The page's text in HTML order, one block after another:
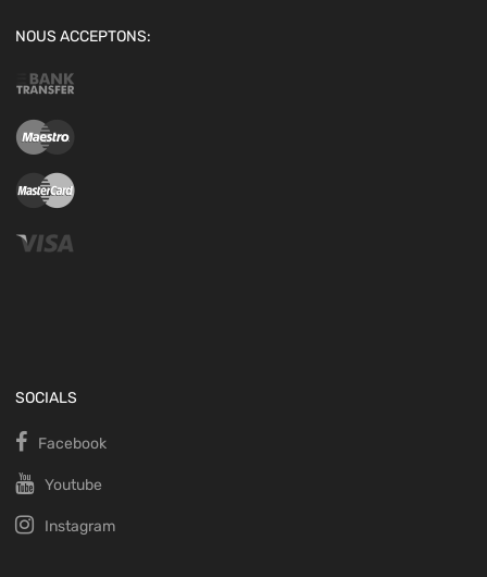
NOUS ACCEPTONS:
SOCIALS
Facebook
Youtube
Instagram